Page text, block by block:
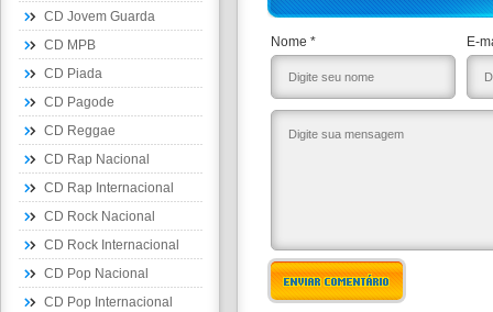
CD Jovem Guarda
CD MPB
CD Piada
CD Pagode
CD Reggae
CD Rap Nacional
CD Rap Internacional
CD Rock Nacional
CD Rock Internacional
CD Pop Nacional
CD Pop Internacional
Nome * E-
ENVIAR COMENTÁRIO